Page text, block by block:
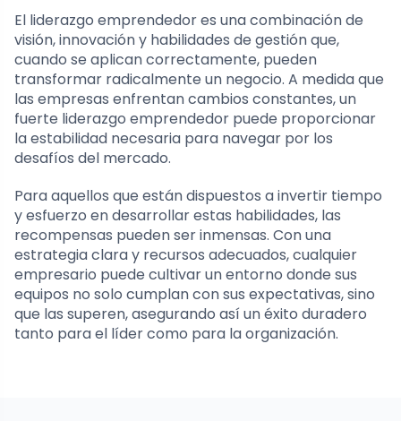
El liderazgo emprendedor es una combinación de
visión, innovación y habilidades de gestión que,
cuando se aplican correctamente, pueden
transformar radicalmente un negocio. A medida que
las empresas enfrentan cambios constantes, un
fuerte liderazgo emprendedor puede proporcionar
la estabilidad necesaria para navegar por los
desafíos del mercado.
Para aquellos que están dispuestos a invertir tiempo
y esfuerzo en desarrollar estas habilidades, las
recompensas pueden ser inmensas. Con una
estrategia clara y recursos adecuados, cualquier
empresario puede cultivar un entorno donde sus
equipos no solo cumplan con sus expectativas, sino
que las superen, asegurando así un éxito duradero
tanto para el líder como para la organización.